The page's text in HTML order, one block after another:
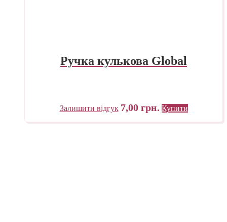
Ручка кулькова Global
Залишити відгук 7,00 грн. Купити